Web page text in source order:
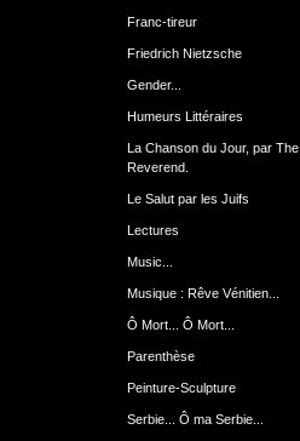
Franc-tireur
Friedrich Nietzsche
Gender...
Humeurs Littéraires
La Chanson du Jour, par The
Reverend.
Le Salut par les Juifs
Lectures
Music...
Musique : Rêve Vénitien...
Ô Mort... Ô Mort...
Parenthèse
Peinture-Sculpture
Serbie... Ô ma Serbie...